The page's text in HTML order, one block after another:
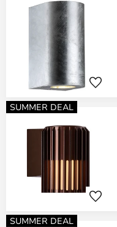
SUMMER DEAL
SUMMER DEAL